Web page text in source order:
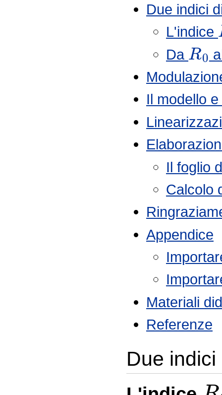
Due indici
L'indice
Da
R0
Il modello
Il foglio
Calcolo
Appendice
Materiali
Referenze
Due
R